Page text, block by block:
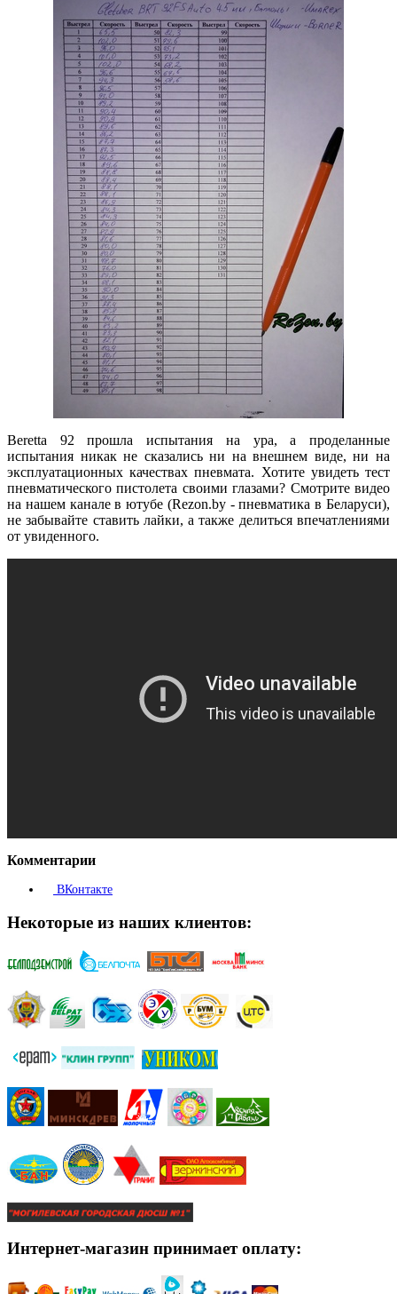
Beretta 92 прошла испытания на ура, а проделанные
испытания никак не сказались ни на внешнем виде, ни на
эксплуатационных качествах пневмата. Хотите увидеть тест
пневматического пистолета своими глазами? Смотрите видео
на нашем канале в ютубе (Rezon.by - пневматика в Беларуси),
не забывайте ставить лайки, а также делиться впечатлениями
от увиденного.
Комментарии
ВКонтакте
Некоторые из наших клиентов:
Интернет-магазин принимает оплату: